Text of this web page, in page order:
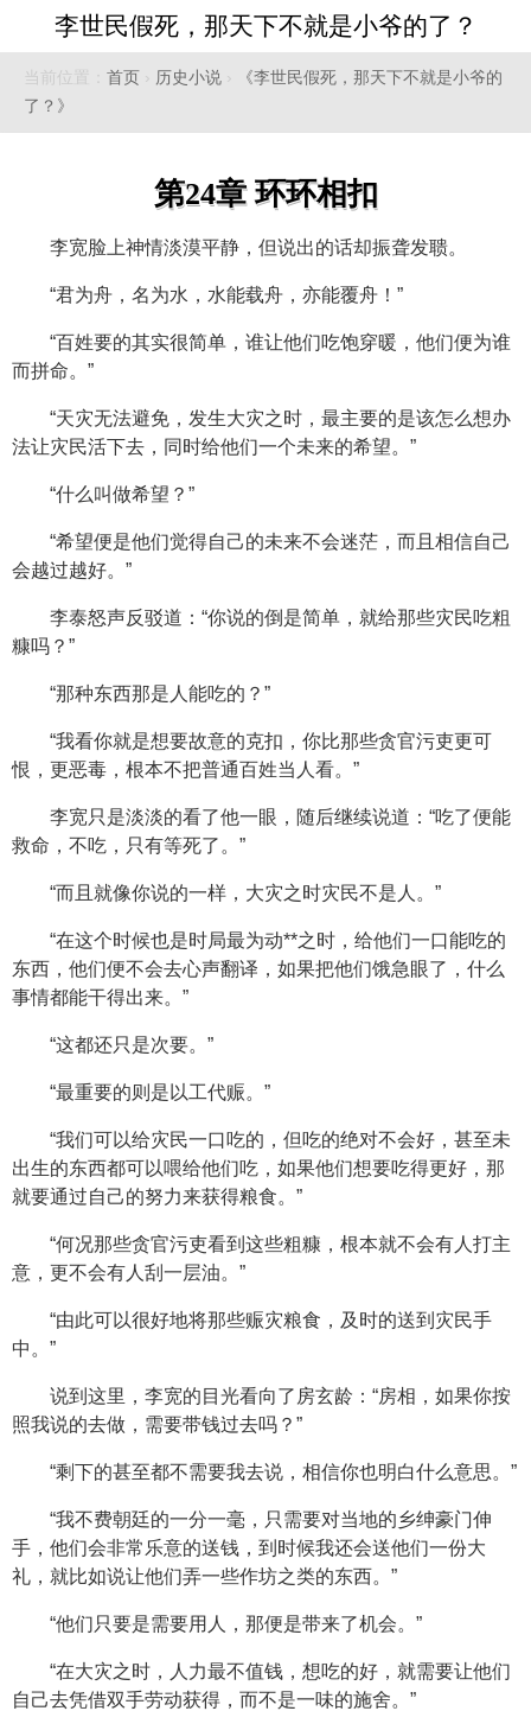
李世民假死，那天下不就是小爷的了？
当前位置： 首页 › 历史小说 ›
《李世民假死，那天下不就是小爷的
了？》
第24章 环环相扣
李宽脸上神情淡漠平静，但说出的话却振聋发聩。
“君为舟，名为水，水能载舟，亦能覆舟！”
“百姓要的其实很简单，谁让他们吃饱穿暖，他们便为谁
而拼命。”
“天灾无法避免，发生大灾之时，最主要的是该怎么想办
法让灾民活下去，同时给他们一个未来的希望。”
“什么叫做希望？”
“希望便是他们觉得自己的未来不会迷茫，而且相信自己
会越过越好。”
李泰怒声反驳道：“你说的倒是简单，就给那些灾民吃粗
糠吗？”
“那种东西那是人能吃的？”
“我看你就是想要故意的克扣，你比那些贪官污吏更可
恨，更恶毒，根本不把普通百姓当人看。”
李宽只是淡淡的看了他一眼，随后继续说道：“吃了便能
救命，不吃，只有等死了。”
“而且就像你说的一样，大灾之时灾民不是人。”
“在这个时候也是时局最为动**之时，给他们一口能吃的
东西，他们便不会去心声翻译，如果把他们饿急眼了，什么
事情都能干得出来。”
“这都还只是次要。”
“最重要的则是以工代赈。”
“我们可以给灾民一口吃的，但吃的绝对不会好，甚至未
出生的东西都可以喂给他们吃，如果他们想要吃得更好，那
就要通过自己的努力来获得粮食。”
“何况那些贪官污吏看到这些粗糠，根本就不会有人打主
意，更不会有人刮一层油。”
“由此可以很好地将那些赈灾粮食，及时的送到灾民手
中。”
说到这里，李宽的目光看向了房玄龄：“房相，如果你按
照我说的去做，需要带钱过去吗？”
“剩下的甚至都不需要我去说，相信你也明白什么意思。”
“我不费朝廷的一分一毫，只需要对当地的乡绅豪门伸
手，他们会非常乐意的送钱，到时候我还会送他们一份大
礼，就比如说让他们弄一些作坊之类的东西。”
“他们只要是需要用人，那便是带来了机会。”
“在大灾之时，人力最不值钱，想吃的好，就需要让他们
自己去凭借双手劳动获得，而不是一味的施舍。”